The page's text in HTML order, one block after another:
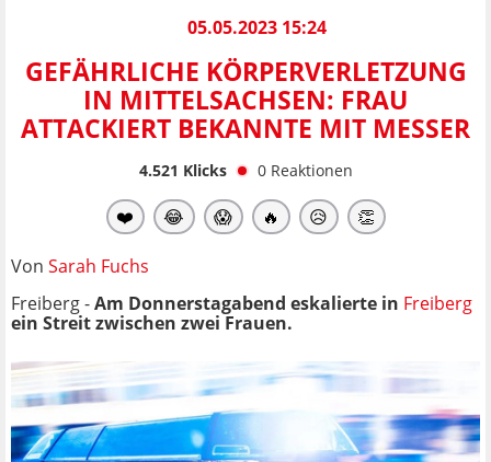
05.05.2023 15:24
GEFÄHRLICHE KÖRPERVERLETZUNG
IN MITTELSACHSEN: FRAU
ATTACKIERT BEKANNTE MIT MESSER
4.521 Klicks 0 Reaktionen
❤️ 😂 😱 🔥 😥 👏
Von Sarah Fuchs
Freiberg -Am Donnerstagabend eskalierte in Freiberg
ein Streit zwischen zwei Frauen.